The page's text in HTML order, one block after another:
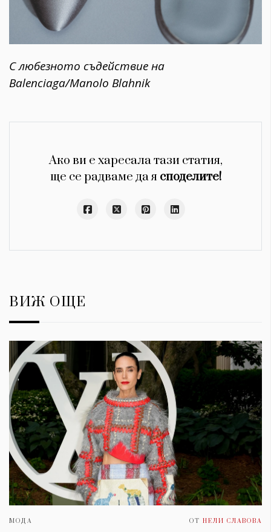
С любезното съдействие на
Balenciaga/Manolo Blahnik
Ако ви е харесала тази статия,
ще се радваме да я споделите!
ВИЖ ОЩЕ
МОДА ОТ НЕЛИ СЛАВОВА